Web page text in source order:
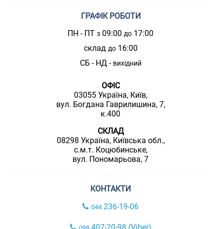
ГРАФІК РОБОТИ
ПН - ПТ з 09:00 до 17:00
склад до16:00
СБ - НД - вихідний
ОФІС
03055 Україна, Київ,
вул. Богдана Гаврилишина, 7,
к.400
СКЛАД
08298 Україна, Київська обл.,
с.м.т. Коцюбинське,
вул. Пономарьова, 7
КОНТАКТИ
044 236-19-06
407-20-98 (Viber)